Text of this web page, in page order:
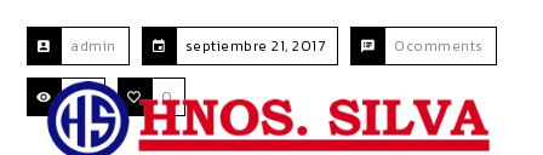
admin septiembre 21, 2017 0comments
124 0